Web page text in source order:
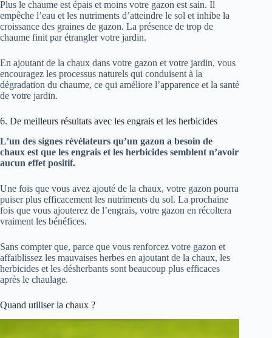
Plus le chaume est épais et moins votre gazon est sain. Il
empêche l’eau et les nutriments d’atteindre le sol et inhibe la
croissance des graines de gazon. La présence de trop de
chaume finit par étrangler votre jardin.
En ajoutant de la chaux dans votre gazon et votre jardin, vous
encouragez les processus naturels qui conduisent à la
dégradation du chaume, ce qui améliore l’apparence et la santé
de votre jardin.
6. De meilleurs résultats avec les engrais et les herbicides
L’un des signes révélateurs qu’un gazon a besoin de
chaux est que les engrais et les herbicides semblent n’avoir
aucun effet positif.
Une fois que vous avez ajouté de la chaux, votre gazon pourra
puiser plus efficacement les nutriments du sol. La prochaine
fois que vous ajouterez de l’engrais, votre gazon en récoltera
vraiment les bénéfices.
Sans compter que, parce que vous renforcez votre gazon et
affaiblissez les mauvaises herbes en ajoutant de la chaux, les
herbicides et les désherbants sont beaucoup plus efficaces
après le chaulage.
Quand utiliser la chaux ?